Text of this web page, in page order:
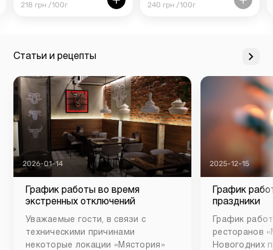
218 грн /100г 240 грн /100г
Статьи и рецепты
2026-01-14
График работы во время
экстренных отключений
Уважаемые гости, в связи с
техническими причинами
некоторые локации «Мястория»
2025-12-15
График
праздники
График
ресторанов
Новогодних